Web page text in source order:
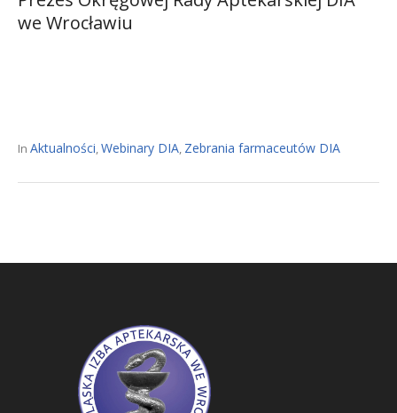
we Wrocławiu
In Aktualności,Webinary DIA, Zebrania farmaceutów DIA